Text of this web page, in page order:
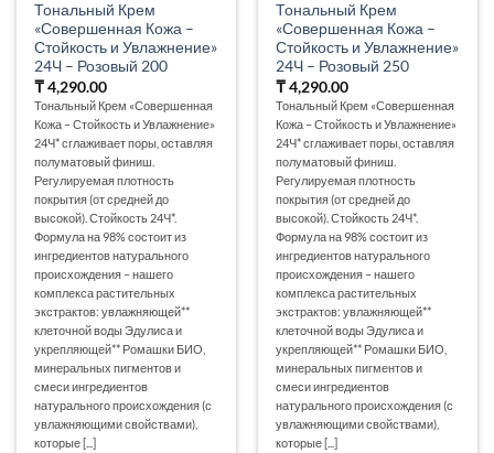
Тональный Крем
«Совершенная Кожа –
Стойкость и Увлажнение»
24Ч – Розовый 200
₸4,290.00
Тональный Крем «Совершенная
Кожа – Стойкость и Увлажнение»
24Ч* сглаживает поры, оставляя
полуматовый финиш.
Регулируемая плотность
покрытия (от средней до
высокой). Стойкость 24Ч*.
Формула на 98% состоит из
ингредиентов натурального
происхождения – нашего
комплекса растительных
экстрактов: увлажняющей**
клеточной воды Эдулиса и
укрепляющей** Ромашки БИО,
минеральных пигментов и
смеси ингредиентов
натурального происхождения (с
увлажняющими свойствами),
которые [...]
Тональный Крем
«Совершенная Кожа –
Стойкость и Увлажнение»
24Ч – Розовый 250
₸4,290.00
Тональный Крем «Совершенная
Кожа – Стойкость и Увлажнение»
24Ч* сглаживает поры, оставляя
полуматовый финиш.
Регулируемая плотность
покрытия (от средней до
высокой). Стойкость 24Ч*.
Формула на 98% состоит из
ингредиентов натурального
происхождения – нашего
комплекса растительных
экстрактов: увлажняющей**
клеточной воды Эдулиса и
укрепляющей** Ромашки БИО,
минеральных пигментов и
смеси ингредиентов
натурального происхождения (с
увлажняющими свойствами),
которые [...]